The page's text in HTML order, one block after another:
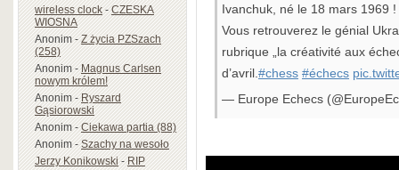
wireless clock-CZESKA
WIOSNA
Anonim-Z życia PZSzach
(258)
Anonim-Magnus Carlsen
nowym królem!
Anonim-Ryszard
Gąsiorowski
Anonim-Ciekawa partia (88)
Anonim-Szachy na wesoło
Jerzy Konikowski-RIP
Ivanchuk, né le 18 mars 1969 !
Vous retrouverez le génial
rubrique „la créativité aux
d’avril. #chess #échecs
— Europe Echecs